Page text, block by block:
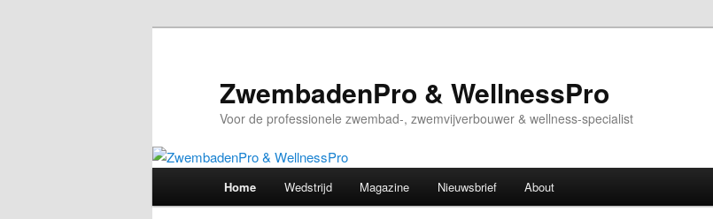
ZwembadenPro & WellnessPro
Voor de professionele zwembad-, zwemvijverbouwer & wellness-specialist
Home Wedstrijd Magazine Nieuwsbrief About